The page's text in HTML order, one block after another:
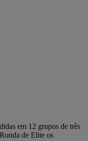
em 12 grupos de três
de Elite os